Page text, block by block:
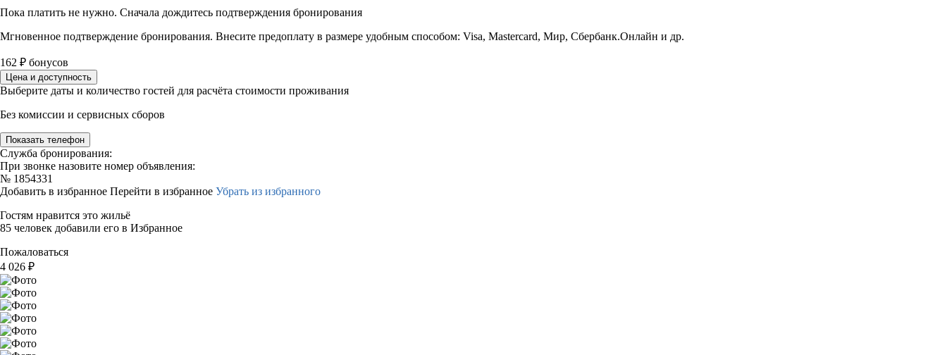
Пока платить не нужно. Сначала дождитесь подтверждения бронирования
Мгновенное подтверждение бронирования. Внесите предоплату в размере удобным способом: Visa, Mastercard, Мир, Сбербанк.Онлайн и др.
162 ₽ бонусов
Цена и доступность
Выберите даты и количество гостей для расчёта стоимости проживания
Без комиссии и сервисных сборов
Показать телефон
Служба бронирования:
При звонке назовите номер объявления:
№ 1854331
Добавить в избранное Перейти в избранное Убрать из избранного
Гостям нравится это жильё
85 человек добавили его в Избранное
Пожаловаться
4 026 ₽